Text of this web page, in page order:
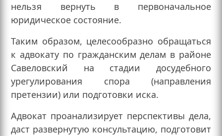
нельзя вернуть в первоначальное
юридическое состояние.
Таким образом, целесообразно обращаться
к адвокату по гражданским делам в районе
Савеловский на стадии досудебного
урегулирования спора (направления
претензии) или подготовки иска.
Адвокат проанализирует перспективы дела,
даст развернутую консультацию, подготовит